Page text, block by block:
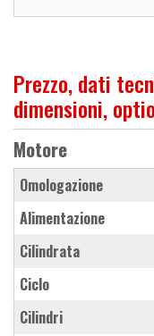
Prezzo, dati
dimensioni,
Motore
Omologazione
Alimentazione
Cilindrata
Ciclo
Cilindri